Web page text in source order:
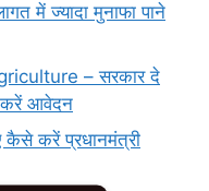
में ज्यादा मुनाफा पाने
– सरकार दे
करें आवेदन
करें प्रधानमंत्री